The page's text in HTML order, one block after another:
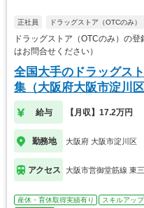
正社員 ドラッグストア（OTCのみ）
ドラッグストア（OTCのみ）の
はお問合せください）
全国大手のドラッグス
集（大阪府大阪市淀川区
給与 【月収】17.2万円
勤務地 大阪府 大阪市淀川区
アクセス 大阪市営御堂筋線 東
産休・育休取得実績有り スキルアップ